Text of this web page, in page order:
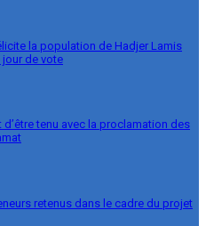
la population de Hadjer Lamis
jour de vote
d’être tenu avec la proclamation des
retenus dans le cadre du projet